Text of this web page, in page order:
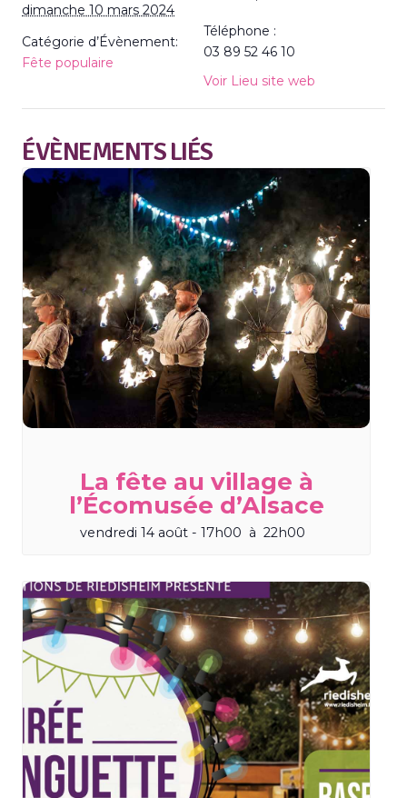
dimanche 10 mars 2024
Catégorie d’Évènement:
Fête populaire
Téléphone :
03 89 52 46 10
Voir Lieu site web
ÉVÈNEMENTS LIÉS
La fête au village à
l’Écomusée d’Alsace
vendredi 14 août - 17h00 à 22h00